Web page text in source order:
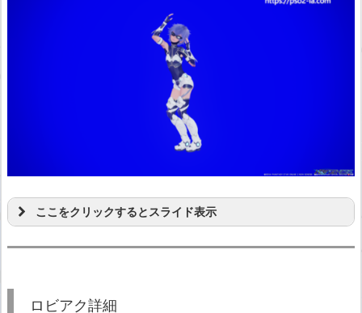
ここをクリックするとスライド表示
ロビアク詳細